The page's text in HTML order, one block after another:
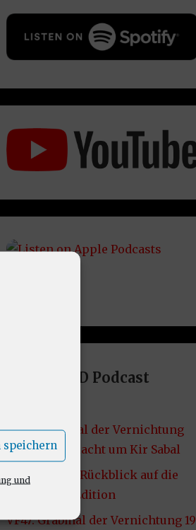
und
Letzte DND Podcast
VF49: Grabmal der Vernichtung
20 – Die Schlacht um Kir Sabal
VF48: Lore – Rückblick auf die
2014er D&D Edition
VF47: Grabmal der Vernichtung 19